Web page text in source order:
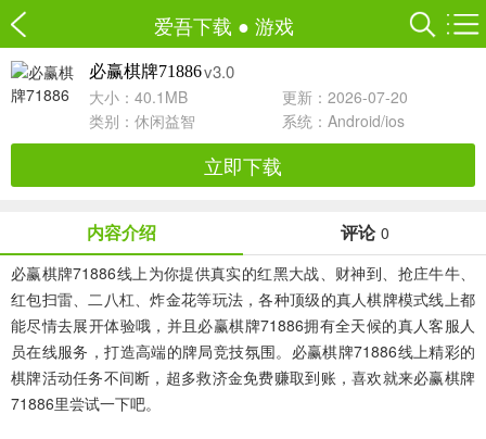
爱吾下载 ● 游戏
必赢棋牌71886v3.0
大小：40.1MB
更新：2026-07-20
类别： 休闲益智 系统：Android/ios
立即下载
内容介绍 评论 0
必赢棋牌71886线上为你提供真实的红黑大战、财神到、抢庄牛牛、
红包扫雷、二八杠、炸金花等玩法，各种顶级的真人棋牌模式线上都
能尽情去展开体验哦，并且必赢棋牌71886拥有全天候的真人客服人
员在线服务，打造高端的牌局竞技氛围。必赢棋牌71886线上精彩的
棋牌活动任务不间断，超多救济金免费赚取到账，喜欢就来必赢棋牌
71886里尝试一下吧。